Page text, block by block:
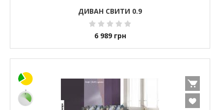
ДИВАН СВИТИ 0.9
6 989 грн